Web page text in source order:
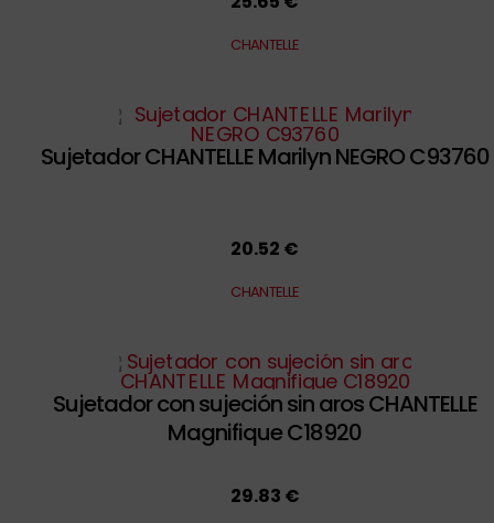
CHANTELLE
Sujetador CHANTELLE Marilyn NEGRO C93760
20.52 €
CHANTELLE
Sujetador con sujeción sin aros CHANTELLE
Magnifique C18920
29.83 €